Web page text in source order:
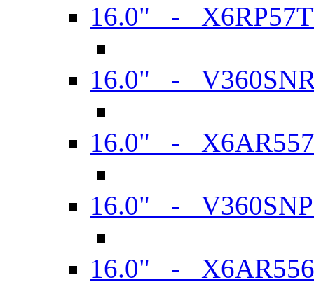
16.0" -
16.0" -
16.0" -
16.0" -
16.0" -